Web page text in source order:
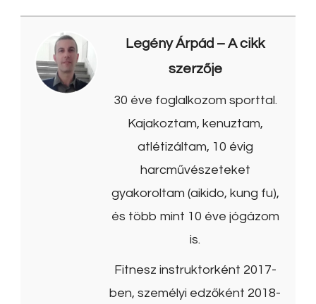
Legény Árpád – A cikk
szerzője
30 éve foglalkozom sporttal.
Kajakoztam, kenuztam,
atlétizáltam, 10 évig
harcművészeteket
gyakoroltam (aikido, kung fu),
és több mint 10 éve jógázom
is.
Fitnesz instruktorként 2017-
ben, személyi edzőként 2018-